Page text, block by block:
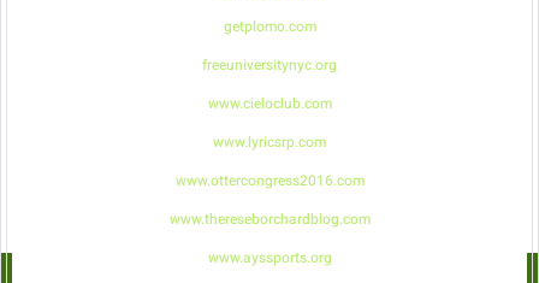
getplomo.com
freeuniversitynyc.org
www.cieloclub.com
www.lyricsrp.com
www.ottercongress2016.com
www.thereseborchardblog.com
www.ayssports.org